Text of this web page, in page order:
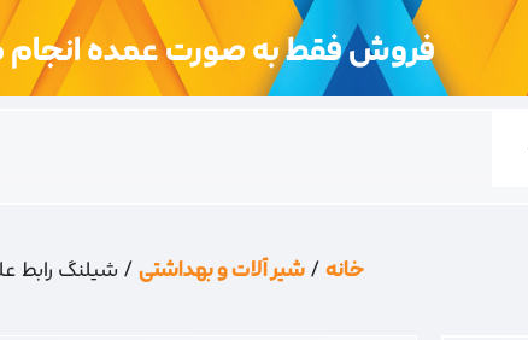
فروش فقط به صورت عمده
خانه/شیر آلات و بهداشتی/ شیلنگ رابط